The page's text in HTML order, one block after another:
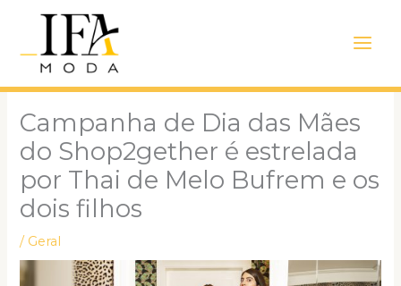
conteúdo
Menu
Campanha de Dia das Mães
do Shop2gether é estrelada
por Thai de Melo Bufrem e os
dois filhos
/ Geral